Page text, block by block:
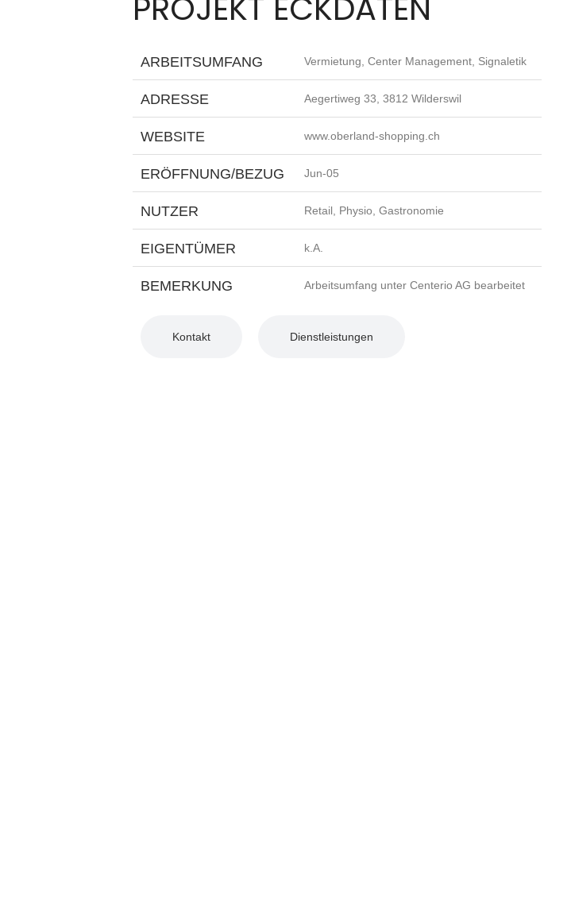
ARBEITSUMFANG Vermietung, Center Management, Signaletik
ADRESSE Aegertiweg 33, 3812 Wilderswil
WEBSITE www.oberland-shopping.ch
ERÖFFNUNG/BEZUG Jun-05
NUTZER Retail, Physio, Gastronomie
EIGENTÜMER k.A.
BEMERKUNG Arbeitsumfang unter Centerio AG bearbeitet
Kontakt Dienstleistungen